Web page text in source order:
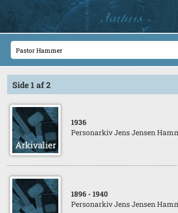
Side 1 af 2
1936
Personarkiv Jens Jensen
1896 - 1940
Personarkiv Jens Jensen